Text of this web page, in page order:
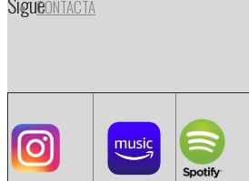
CONTACTA